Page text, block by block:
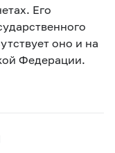
Его
оно и на
Федерации.